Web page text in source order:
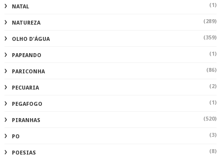
NATAL (1)
NATUREZA (289)
OLHO D'ÁGUA (359)
PAPEANDO (1)
PARICONHA (86)
PECUARIA (2)
PEGAFOGO (1)
PIRANHAS (520)
PO (3)
POESIAS (8)